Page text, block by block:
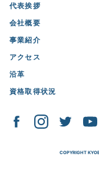
代表挨拶
会社概要
事業紹介
アクセス
沿革
資格取得状況
COPYRIGHT